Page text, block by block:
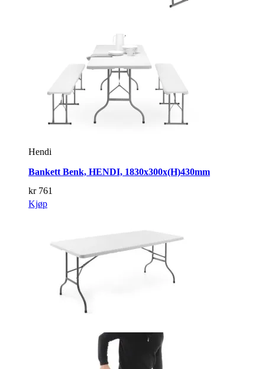
Hendi
Bankett Benk, HENDI, 1830x300x(H)430mm
kr761
Kjøp